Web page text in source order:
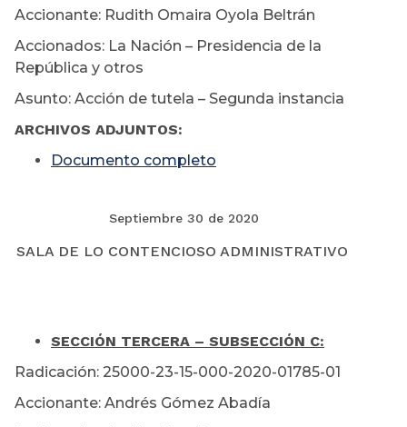
Accionante: Rudith Omaira Oyola Beltrán
Accionados: La Nación – Presidencia de la
República y otros
Asunto: Acción de tutela – Segunda instancia
ARCHIVOS ADJUNTOS:
Documento completo
Septiembre 30 de 2020
SALA DE LO CONTENCIOSO ADMINISTRATIVO
SECCIÓN TERCERA – SUBSECCIÓN C:
Radicación: 25000-23-15-000-2020-01785-01
Accionante: Andrés Gómez Abadía